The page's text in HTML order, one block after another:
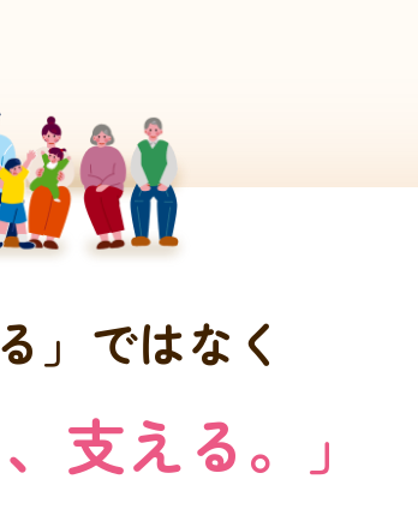
る 」 ではな く
、 支える。 」